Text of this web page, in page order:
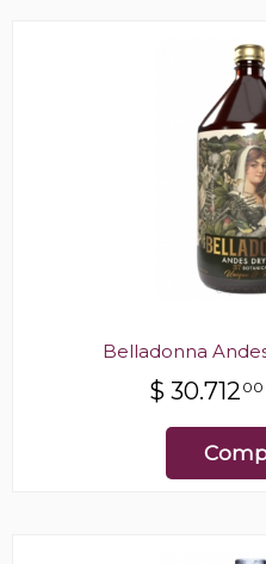
Belladonna
$ 30.712 00